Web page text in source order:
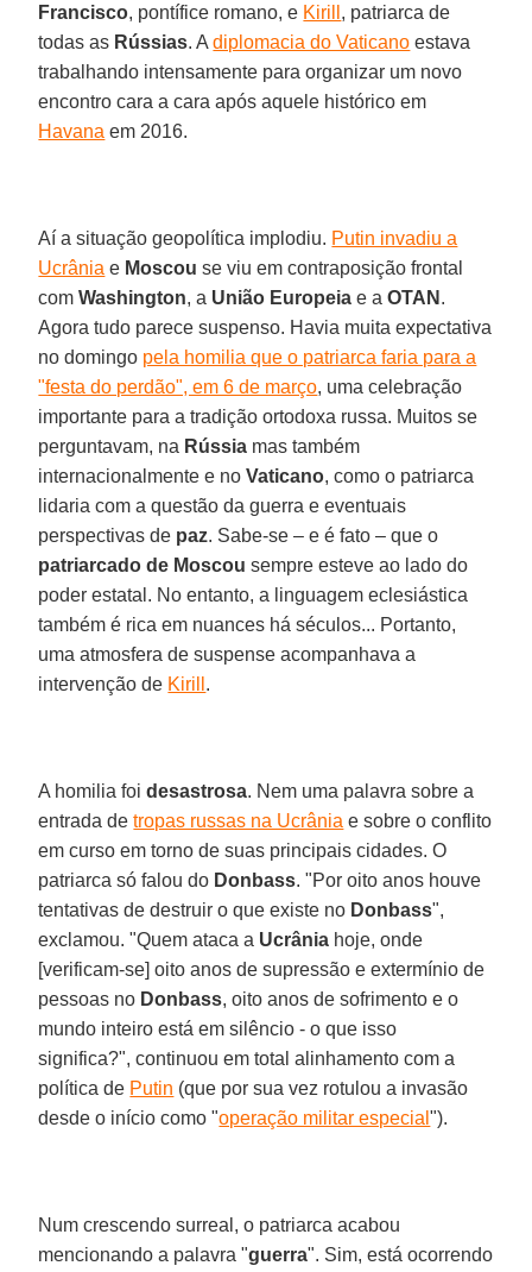
Francisco, pontífice romano, e Kirill , patriarca de
todas as Rússias. Adiplomacia do Vaticano estava
trabalhando intensamente para organizar um novo
encontro cara a cara após aquele histórico em
Havana em 2016.
Aí a situação geopolítica implodiu. Putin invadiu a
Ucrânia e Moscou se viu em contraposição frontal
comWashington, a União Europeia e aOTAN .
Agora tudo parece suspenso. Havia muita expectativa
no domingo pela homilia que o patriarca faria para a
"festa do perdão", em 6 de março, uma celebração
importante para a tradição ortodoxa russa. Muitos se
perguntavam, na Rússia mas também
internacionalmente e noVaticano, como o patriarca
lidaria com a questão da guerra e eventuais
perspectivas de paz. Sabe-se – e é fato – que o
patriarcado de Moscou sempre esteve ao lado do
poder estatal. No entanto, a linguagem eclesiástica
também é rica em nuances há séculos... Portanto,
uma atmosfera de suspense acompanhava a
intervenção de Kirill .
A homilia foidesastrosa. Nem uma palavra sobre a
entrada detropas russas na Ucrânia e sobre o conflito
em curso em torno de suas principais cidades. O
patriarca só falou do Donbass. "Por oito anos houve
tentativas de destruir o que existe no Donbass",
exclamou. "Quem ataca a Ucrânia hoje, onde
[verificam-se] oito anos de supressão e extermínio de
pessoas no Donbass, oito anos de sofrimento e o
mundo inteiro está em silêncio - o que isso
significa?", continuou em total alinhamento com a
política de Putin (que por sua vez rotulou a invasão
desde o início como "operação militar especial").
Num crescendo surreal, o patriarca acabou
mencionando a palavra "guerra". Sim, está ocorrendo